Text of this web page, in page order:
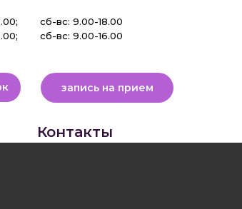
запись на прием
Контакты
сб-вс: 9.00-18.00
сб-вс: 9.00-16.00
в рассрочку